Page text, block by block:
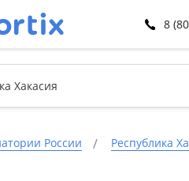
8
России Республика